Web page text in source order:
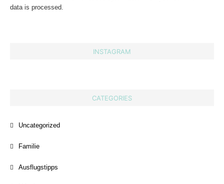
data is processed.
INSTAGRAM
CATEGORIES
Uncategorized
Familie
Ausflugstipps